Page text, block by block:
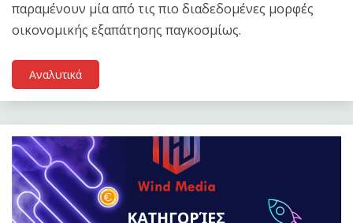
παραμένουν μία από τις πιο διαδεδομένες μορφές
οικονομικής εξαπάτησης παγκοσμίως.
Αναλυτικά